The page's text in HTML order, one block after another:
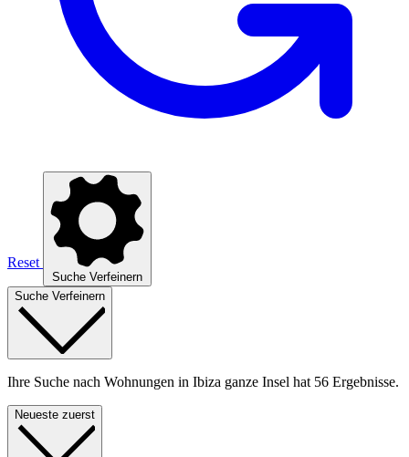
Reset
Suche Verfeinern
Suche Verfeinern
Ihre Suche nach Wohnungen in Ibiza ganze Insel hat 56 Ergebnisse.
Neueste zuerst